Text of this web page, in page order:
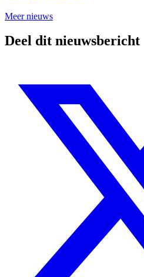
Meer nieuws
Deel dit nieuwsbericht